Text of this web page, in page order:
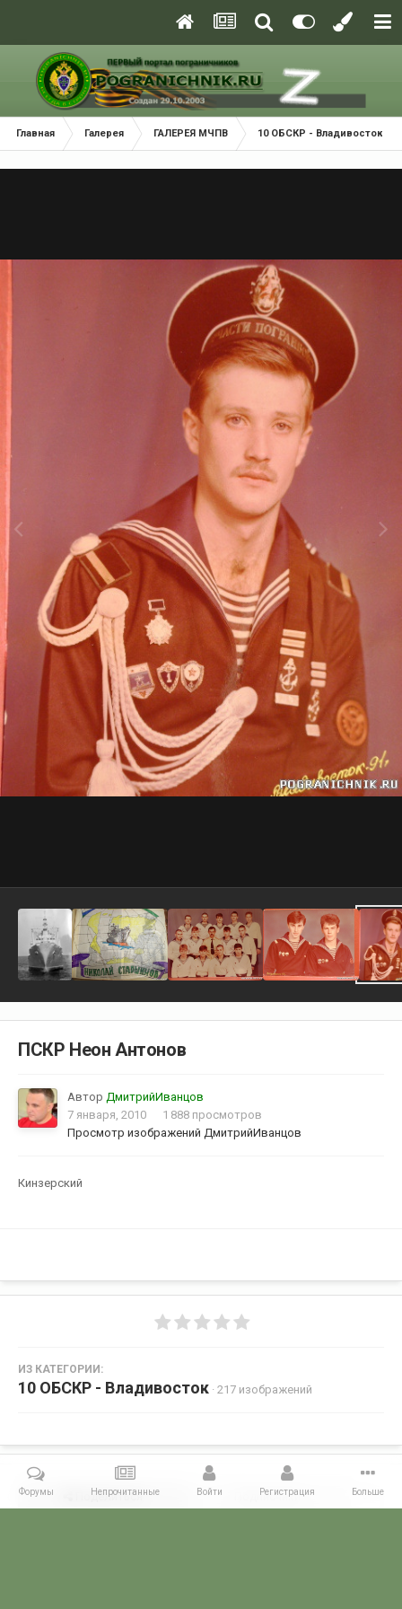
Главная Галерея ГАЛЕРЕЯ МЧПВ 10 ОБСКР - Владивосток
ПСКР Неон Антонов
Автор ДмитрийИванцов
7 января, 2010
1 888 просмотров
Просмотр изображений ДмитрийИванцов
Кинзерский
ИЗ КАТЕГОРИИ:
10 ОБСКР - Владивосток · 217 изображений
Поделиться Подписчики 0
Форумы Непрочитанные Войти Регистрация Больше